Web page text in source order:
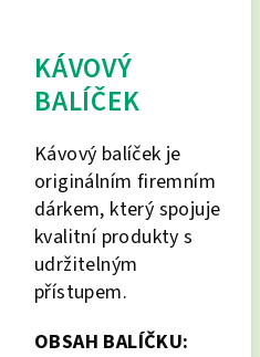
KÁVOVÝ
BALÍČEK
Kávový balíček je
originálním firemním
dárkem, který spojuje
kvalitní produkty s
udržitelným
přístupem.
OBSAH BALÍČKU: